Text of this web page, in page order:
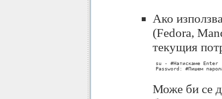
Ако
(Fedora,
текущия
su - #Натискаме Enter
Password: #Пишем
Може би се